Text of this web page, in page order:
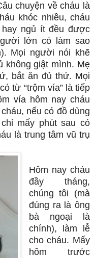
chuyện về cháu là
khóc nhiều, cháu
ngủ ít đều được
lớn có làm sao
Mọi người nói khẽ
không giật mình. Mẹ
bắt ăn đủ thứ. Mọi
từ “trộm vía” là tiếp
vía hôm nay cháu
nếu có đồ dùng
mấy phút sau có
là trung tâm vũ trụ
Hôm nay cháu
đầy tháng,
chúng tôi (mà
đúng ra là ông
bà ngoại là
chính), làm lễ
cho cháu. Mấy
hôm trước